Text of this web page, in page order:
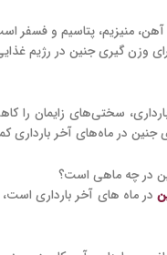
منیزیم، پتاسیم و فسفر
وزن گیری جنین در رژیم غذایی
سختی‌های زایمان را
جنین در ماه‌های آخر بارداری
در چه ماهی است؟
در ماه های آخر بارداری است،